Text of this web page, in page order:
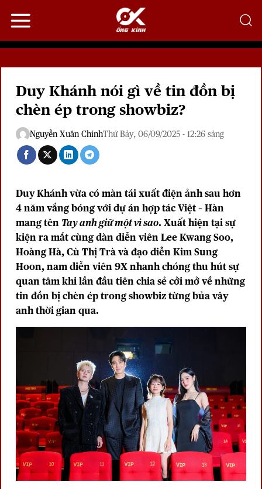
qua
dung
Duy Khánh nói gì về tin đồn bị
chèn ép trong showbiz?
Nguyễn Xuân ChínhThứ Bảy, 06/09/2025 - 12:26 sáng
Duy Khánh vừa có màn tái xuất điện ảnh sau hơn
4 năm vắng bóng với dự án hợp tác Việt – Hàn
mang tên Tay anh giữ một vì sao. Xuất hiện tại sự
kiện ra mắt cùng dàn diễn viên Lee Kwang Soo,
Hoàng Hà, Cù Thị Trà và đạo diễn Kim Sung
Hoon, nam diễn viên 9X nhanh chóng thu hút sự
quan tâm khi lần đầu tiên chia sẻ cởi mở về những
tin đồn bị chèn ép trong showbiz từng bủa vây
anh thời gian qua.